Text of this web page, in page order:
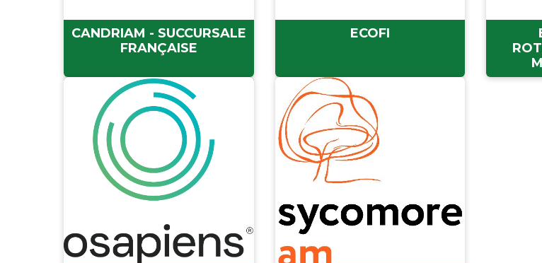
CANDRIAM - SUCCURSALE
FRANÇAISE
ECOFI